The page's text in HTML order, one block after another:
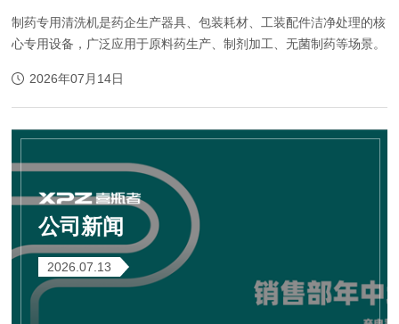
制药专用清洗机是药企生产器具、包装耗材、工装配件洁净处理的核
心专用设备，广泛应用于原料药生产、制剂加工、无菌制药等场景。
2026年07月14日
公司新闻
2026.07.13